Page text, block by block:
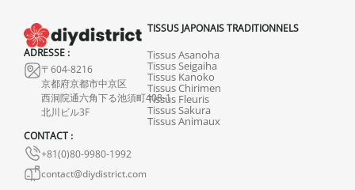
ADRESSE :
〒604-8216
京都府京都市中京区
西洞院通六角下る池須町408-1
北川ビル3F
CONTACT :
+81(0)80-9980-1992
contact@diydistrict.com
TISSUS JAPONAIS TRADITIONNELS
Tissus Asanoha
Tissus Seigaiha
Tissus Kanoko
Tissus Chirimen
Tissus Fleuris
Tissus Sakura
Tissus Animaux